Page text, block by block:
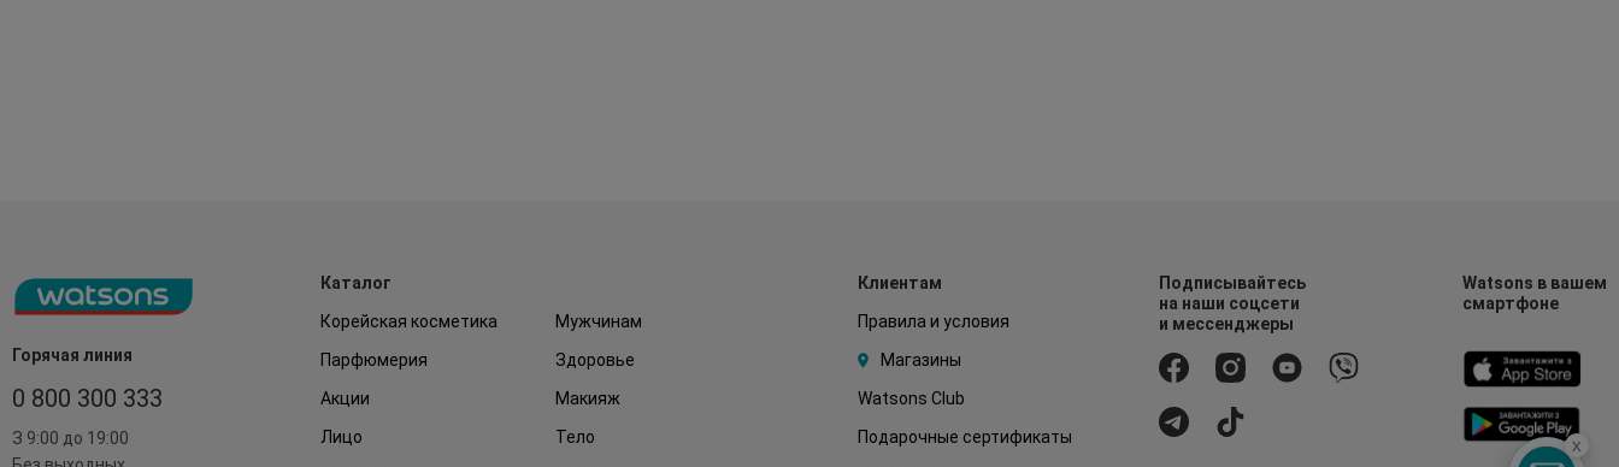
Горячая линия
0 800 300 333
З 9:00 до 19:00
Каталог
Корейская косметика
Мужчинам
Парфюмерия
Здоровье
Акции
Макияж
Лицо
Тело
Клиентам
Правила и условия
Магазины
Watsons Club
Подарочные сертификаты
Подписывайтесь
на наши соцсети
и мессенджеры
Watsons в вашем
смартфоне
x